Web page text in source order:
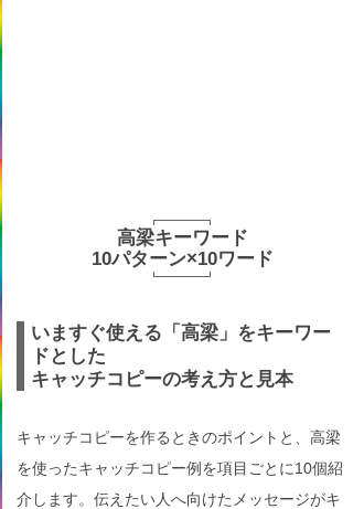
高梁キーワード
10パターン×10ワード
いますぐ使える「高梁」をキーワー
ドとした
キャッチコピーの考え方と見本
キャッチコピーを作るときのポイントと、高梁
を使ったキャッチコピー例を項目ごとに10個紹
介します。伝えたい人へ向けたメッセージがキ